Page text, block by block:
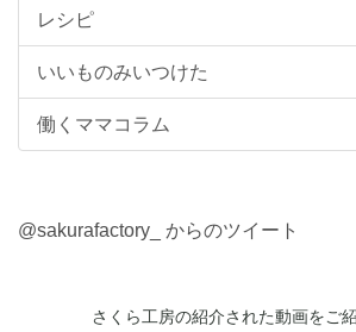
レシピ
いいものみいつけた
働くママコラム
@sakurafactory_ からのツイート
さくら工房の紹介された動画をご